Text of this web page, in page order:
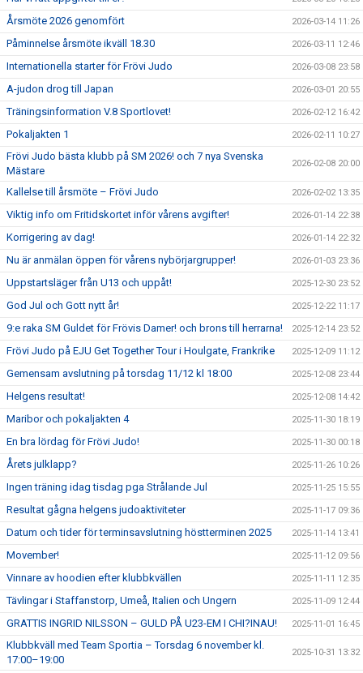
Årsmöte 2026 genomfört 2026-03-14 11:26
Påminnelse årsmöte ikväll 18.30 2026-03-11 12:46
Internationella starter för Frövi Judo 2026-03-08 23:58
A-judon drog till Japan 2026-03-01 20:55
Träningsinformation V.8 Sportlovet! 2026-02-12 16:42
Pokaljakten 1 2026-02-11 10:27
Frövi Judo bästa klubb på SM 2026! och 7 nya Svenska
Mästare
2026-02-08 20:00
Kallelse till årsmöte – Frövi Judo 2026-02-02 13:35
Viktig info om Fritidskortet inför vårens avgifter! 2026-01-14 22:38
Korrigering av dag! 2026-01-14 22:32
Nu är anmälan öppen för vårens nybörjargrupper! 2026-01-03 23:36
Uppstartsläger från U13 och uppåt! 2025-12-30 23:52
God Jul och Gott nytt år! 2025-12-22 11:17
9:e raka SM Guldet för Frövis Damer! och brons till herrarna! 2025-12-14 23:52
Frövi Judo på EJU Get Together Tour i Houlgate, Frankrike 2025-12-09 11:12
Gemensam avslutning på torsdag 11/12 kl 18:00 2025-12-08 23:44
Helgens resultat! 2025-12-08 14:42
Maribor och pokaljakten 4 2025-11-30 18:19
En bra lördag för Frövi Judo! 2025-11-30 00:18
Årets julklapp? 2025-11-26 10:26
Ingen träning idag tisdag pga Strålande Jul 2025-11-25 15:55
Resultat gågna helgens judoaktiviteter 2025-11-17 09:36
Datum och tider för terminsavslutning höstterminen 2025 2025-11-14 13:41
Movember! 2025-11-12 09:56
Vinnare av hoodien efter klubbkvällen 2025-11-11 12:35
Tävlingar i Staffanstorp, Umeå, Italien och Ungern 2025-11-09 12:44
GRATTIS INGRID NILSSON – GULD PÅ U23-EM I CHI?INAU! 2025-11-01 16:45
Klubbkväll med Team Sportia – Torsdag 6 november kl.
17:00–19:00
2025-10-31 13:32